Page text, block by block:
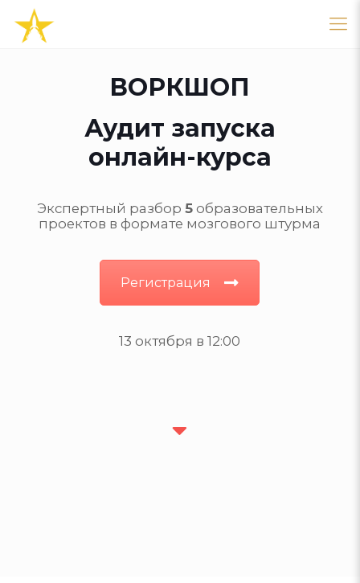
ВОРКШОП
Аудит запуска
онлайн-курса
Экспертный разбор 5образовательных
проектов в формате мозгового штурма
Регистрация
13 октября в 12:00